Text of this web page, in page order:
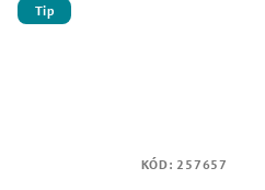
Tip
KÓD: 257657